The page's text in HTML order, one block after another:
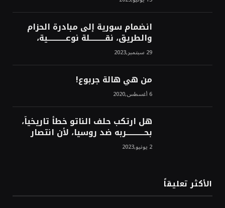
محمد محسن
انضمام سورية إلى مبادرة الحزام
والطريق، نقــــــــــلة نوعــــــــــــية،
استراتيجية، تاريخية، نهائية، نحو
الشرق!محمد محسن29 سبتمبر,2023
من هي هالة جربوع!
6 أغسطس,2020
هل ارتكب حلف الناتو خطأً تاريخياً،
بحــــــــــــربه ضد روسيا، لأن انتصار
روسيا الحتمي، سيفتت الناتو!محمد
محسن 2 يونيو,2023
الأكثر تعليقاً